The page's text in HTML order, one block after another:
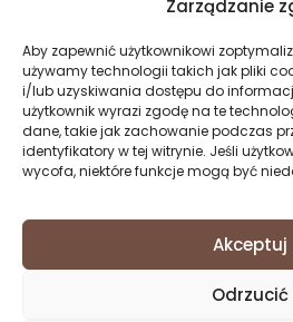
Zarządzanie
Aby zapewnić użytkownikowi
używamy technologii takich jak pliki
i/lub uzyskiwania dostępu do
użytkownik wyrazi zgodę na te
dane, takie jak zachowanie podczas
identyfikatory w tej witrynie. Jeśli
wycofa, niektóre funkcje mogą być
Akceptuj
Odrzucić
dostępny w dni
037296
info@stollberg-
Nadruk
Ochrona